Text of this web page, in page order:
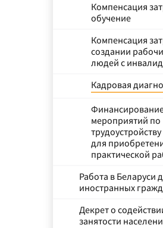
Компенсация
обучение
Компенсация
создании
людей с
Кадровая
мероприятий по
для
практической
Работа в Беларуси
иностранных
Декрет о
занятости